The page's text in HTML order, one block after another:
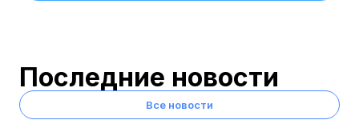
Последние новости
Все новости